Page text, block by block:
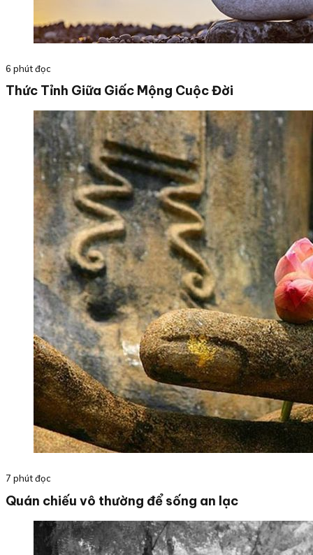
6 phút đọc
Thức Tỉnh Giữa Giấc Mộng Cuộc Đời
7 phút đọc
Quán chiếu vô thường để sống an lạc